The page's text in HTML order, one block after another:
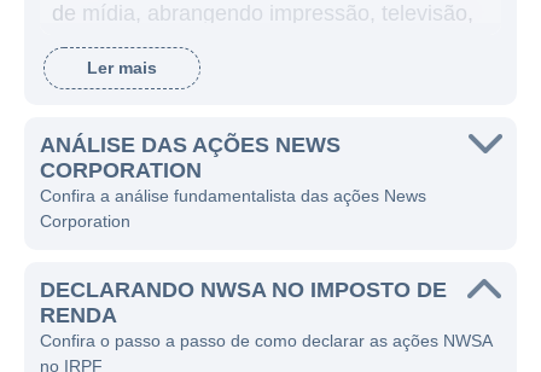
de mídia, abrangendo impressão, televisão,
rádio e serviços digitais. Fundada por Rupert
Murdoch, a empresa tem desempenhado um
evolução da mídia global ao longo das
décadas.
Com sede em Nova York, a News Corp
Unidos, Reino Unido, Austrália e outras
regiões. A empresa se divide em várias
divisões que incluem: publicações de jornais,
Ler mais
ANÁLISE DAS AÇÕES NEWS
CORPORATION
Confira a análise fundamentalista das ações News
Corporation
DECLARANDO NWSA NO IMPOSTO DE
RENDA
Confira o passo a passo de como declarar as ações NWSA
no IRPF